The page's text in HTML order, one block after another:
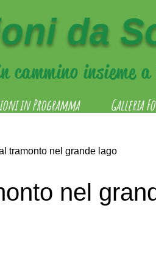
da
cammino insieme a
in Programma Galleria
tramonto nel grande lago
nel